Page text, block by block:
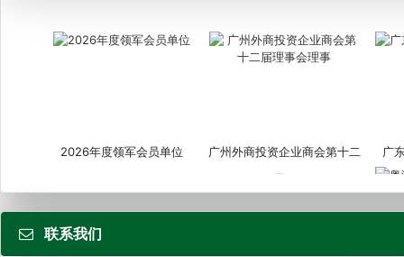
2026年度领军会员单位
广州外商投资企业商会第十二
届...
广
联系我们